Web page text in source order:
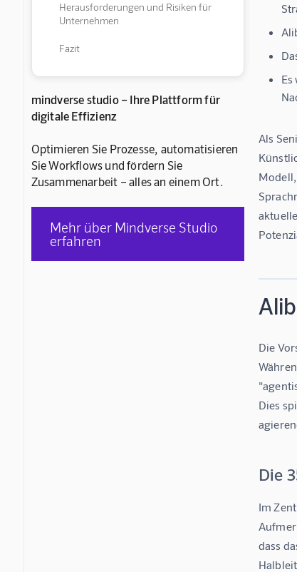
Herausforderungen und Risiken für
Unternehmen
Fazit
mindverse studio – Ihre Plattform für
digitale Effizienz
Optimieren Sie Prozesse, automatisieren
Sie Workflows und fördern Sie
Zusammenarbeit – alles an einem Ort.
Mehr über Mindverse Studio
erfahren
Als
Die
Dies
Die
Im
dass